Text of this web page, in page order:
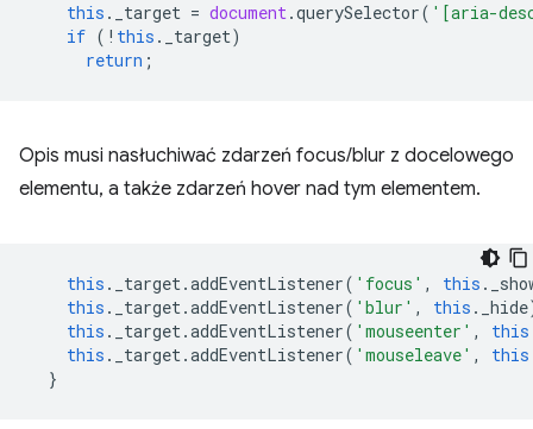
this . _target = document.querySelector( '[aria-
if ( ! this . _target)
return ;
Opis musi nasłuchiwać zdarzeń focus/blur z docelowego
elementu, a także zdarzeń hover nad tym elementem.
this . _target.addEventListener( 'focus' , this .
this . _target.addEventListener( 'blur' , this . _hide
this . _target.addEventListener( 'mouseenter' , this
this . _target.addEventListener( 'mouseleave' , this
}